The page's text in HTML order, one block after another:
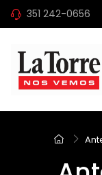
351 242-0656